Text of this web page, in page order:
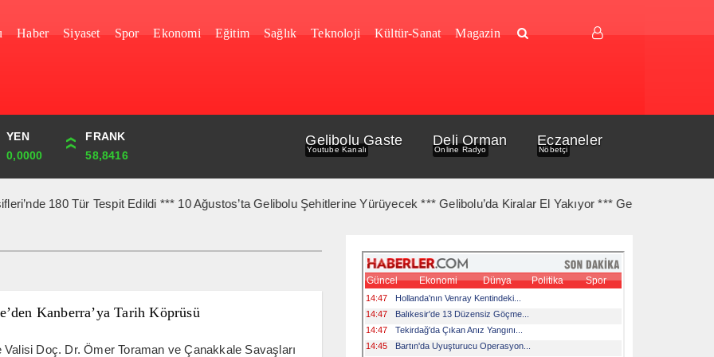
Haber Siyaset Spor Ekonomi Eğitim Sağlık Teknoloji Kültür-Sanat Magazin
YEN
0,0000
FRANK
58,8416
CUMHURİYET
44,229,00
Gelibolu Gaste
Youtube Kanalı
Deli Orman
Online Radyo
Eczaneler
Nöbetçi
180 Tür Tespit Edildi *** 10 Ağustos’ta Gelibolu Şehitlerine Yürüyecek *** Gelibolu’da Kiralar El Yakıyor *** Gelibolu Açıklarında
Kanberra’ya Tarih Köprüsü
Valisi Doç. Dr. Ömer Toraman ve Çanakkale Savaşları